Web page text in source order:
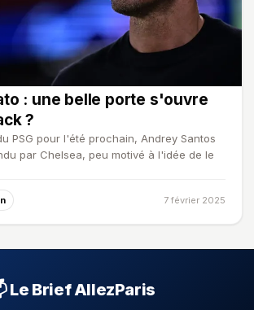
: une belle porte s'ouvre
?
PSG pour l'été prochain, Andrey Santos
par Chelsea, peu motivé à l'idée de le
7 février 2025
Le Brief AllezParis